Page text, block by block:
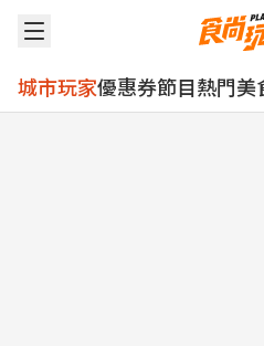
城市玩家優惠券節目熱門美